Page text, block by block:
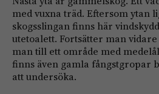
med vuxna träd. Eftersom ytan
skogsslingan finns här
utetoalett. Fortsätter man
man till ett område med
finns även gamla fångstgropar
att undersöka.